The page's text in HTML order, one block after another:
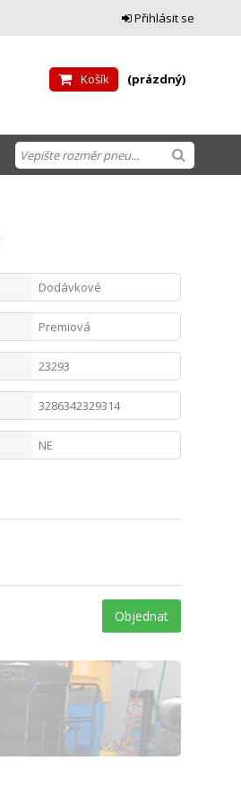
Přihlásit se
Košík (prázdný)
Dodávkové
Premiová
23293
3286342329314
NE
Objednat